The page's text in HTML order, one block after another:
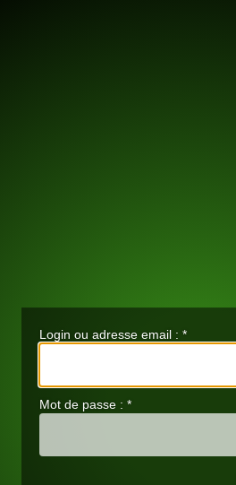
Login ou adresse email : *
Mot de passe : *